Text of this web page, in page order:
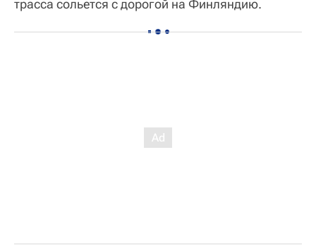
трасса сольется с дорогой на Финляндию.